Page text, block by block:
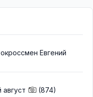
Евгений
(874)